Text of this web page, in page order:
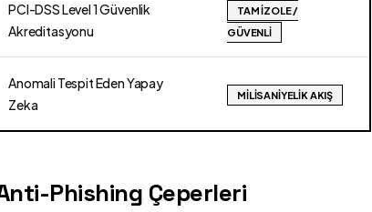
PCI-DSS Level 1 Güvenlik
Akreditasyonu
TAM İZOLE /
GÜVENLI
Anomali Tespit Eden Yapay
Zeka
MILISANIYELIK AKIŞ
Phishing Çeperleri